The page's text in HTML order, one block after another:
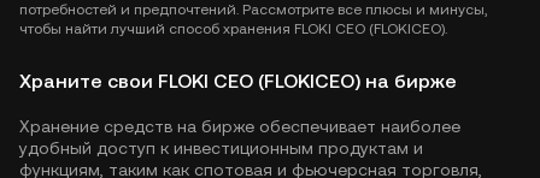
потребностей и предпочтений. Рассмотрите все плюсы и минусы,
чтобы найти лучший способ хранения FLOKI CEO (FLOKICEO).
Храните свои FLOKI CEO (FLOKICEO) на бирже
Хранение средств на бирже обеспечивает наиболее
удобный доступ к инвестиционным продуктам и
функциям, таким как спотовая и фьючерсная торговля,